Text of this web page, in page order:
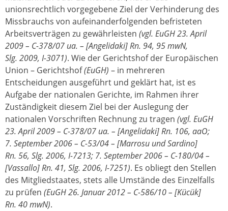
unionsrechtlich vorgegebene Ziel der Verhinderung des
Missbrauchs von aufeinanderfolgenden befristeten
Arbeitsverträgen zu gewährleisten (vgl. EuGH 23. April
2009 – C-378/07 ua. – [Angelidaki] Rn. 94, 95 mwN,
Slg. 2009, I-3071). Wie der Gerichtshof der Europäischen
Union – Gerichtshof(EuGH) – in mehreren
Entscheidungen ausgeführt und geklärt hat, ist es
Aufgabe der nationalen Gerichte, im Rahmen ihrer
Zuständigkeit diesem Ziel bei der Auslegung der
nationalen Vorschriften Rechnung zu tragen (vgl. EuGH
23. April 2009 – C-378/07 ua. – [Angelidaki] Rn. 106, aaO;
7. September 2006 – C-53/04 – [Marrosu und Sardino]
Rn. 56, Slg. 2006, I-7213; 7. September 2006 – C-180/04 –
[Vassallo] Rn. 41, Slg. 2006, I-7251). Es obliegt den Stellen
des Mitgliedstaates, stets alle Umstände des Einzelfalls
zu prüfen (EuGH 26. Januar 2012 – C-586/10 – [Kücük]
Rn. 40 mwN).